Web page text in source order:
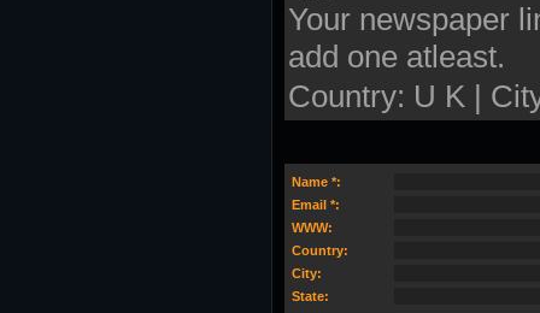
Your newspaper
add one atleast.
Country: U K |
Name *:
Email *:
WWW:
Country:
City:
State: